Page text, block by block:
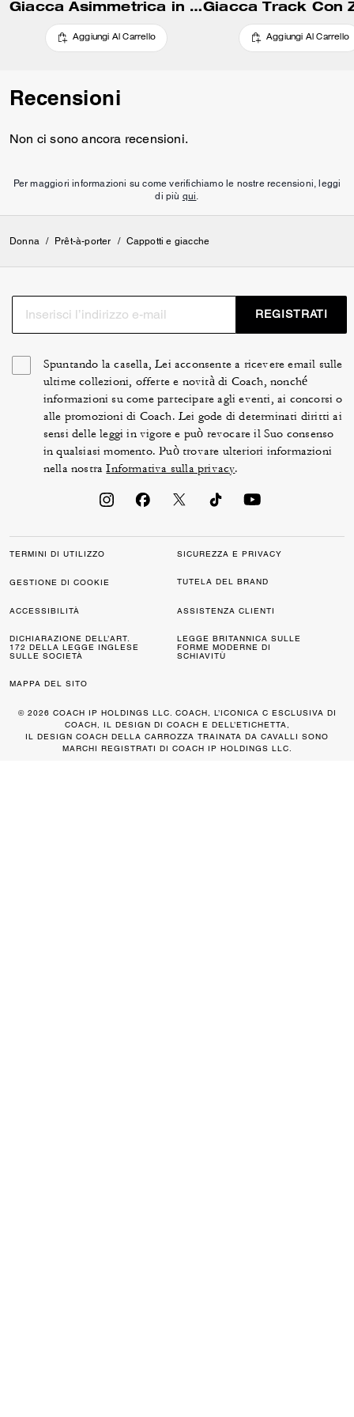
Giacca Asimmetrica in Camoscio
Aggiungi Al Carrello Aggiungi Al Carrello
Recensioni
Non ci sono ancora recensioni.
Per maggiori informazioni su come verifichiamo le nostre recensioni, leggi
di più qui
Donna / Prêt-à-porter / Cappotti e giacche
REGISTRATI
Spuntando la casella, Lei acconsente a ricevere email sulle
ultime collezioni, offerte e novità di Coach, nonché
informazioni su come partecipare agli eventi, ai concorsi o
alle promozioni di Coach. Lei gode di determinati diritti ai
sensi delle leggi in vigore e può revocare il Suo consenso
in qualsiasi momento. Può trovare ulteriori informazioni
nella nostraInformativa sulla privacy.
TERMINI DI UTILIZZO SICUREZZA E PRIVACY
GESTIONE DI COOKIE TUTELA DEL BRAND
ACCESSIBILITÀ ASSISTENZA CLIENTI
DICHIARAZIONE DELL’ART.
172 DELLA LEGGE INGLESE
SULLE SOCIETÀ
LEGGE BRITANNICA SULLE
FORME MODERNE DI
SCHIAVITÙ
MAPPA DEL SITO
© 2026 COACH IP HOLDINGS LLC. COACH, L’ICONICA C ESCLUSIVA DI
COACH, IL DESIGN DI COACH E DELL’ETICHETTA,
IL DESIGN COACH DELLA CARROZZA TRAINATA DA CAVALLI SONO
MARCHI REGISTRATI DI COACH IP HOLDINGS LLC.